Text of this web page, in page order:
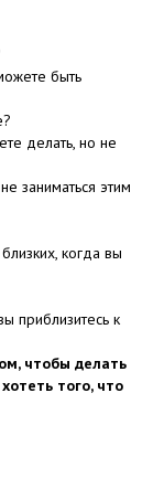
быть
делать, но не
заниматься этим
когда вы
приблизитесь к
чтобы делать
того, что